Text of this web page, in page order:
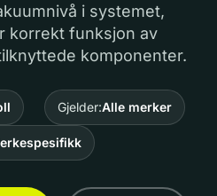
i systemet,
korrekt funksjon av
komponenter.
Gjelder:Alle merker